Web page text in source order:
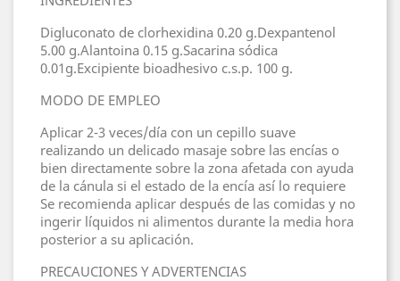
Digluconato de clorhexidina 0.20 g.Dexpantenol
5.00 g.Alantoina 0.15 g.Sacarina sódica
0.01g.Excipiente bioadhesivo c.s.p. 100 g.
MODO DE EMPLEO
Aplicar 2-3 veces/día con un cepillo suave
realizando un delicado masaje sobre las encías o
bien directamente sobre la zona afetada con ayuda
de la cánula si el estado de la encía así lo requiere
Se recomienda aplicar después de las comidas y no
ingerir líquidos ni alimentos durante la media hora
posterior a su aplicación.
PRECAUCIONES Y ADVERTENCIAS